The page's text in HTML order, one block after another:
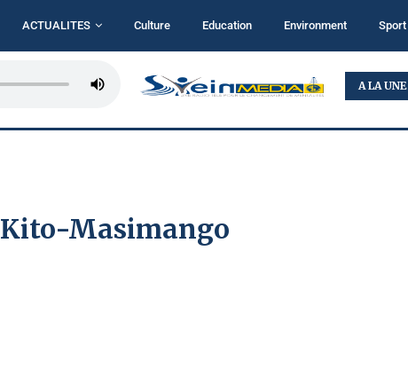
ACTUALITES Culture Education Environment Sport
A LA UNE
RDC : L’AFC/M23 ACCUSE LE RÉGIME DE KINSHASA...
Masimango